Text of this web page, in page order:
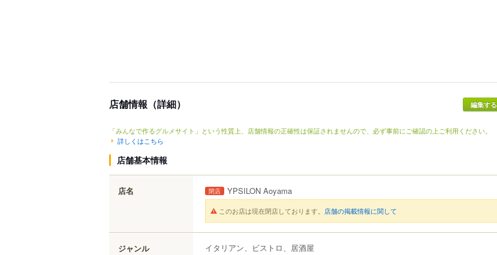
店舗情報（詳細） 編集する
「みんなで作るグルメサイト」という性質上、店舗情報の正確性は保証されませんので、必ず事前にご確認の上ご利用ください。
詳しくはこちら
店舗基本情報
店名 閉店 YPSILON Aoyama
このお店は現在閉店しております。 店舗の掲載情報に関して
ジャンル イタリアン、ビストロ、居酒屋